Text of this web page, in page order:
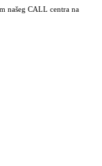
našeg CALL centra na